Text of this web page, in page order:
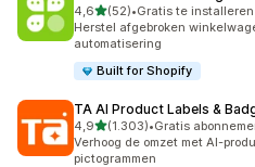
4,6van 5 sterren
(52)
52 recensies in totaal
•Gratis te installeren
Herstel afgebroken
automatisering
Built for Shopify
TA AI Product Labels &
4,9van 5 sterren
(1.303)
1303 recensies in totaal
•Gratis
Verhoog de omzet met AI-
pictogrammen